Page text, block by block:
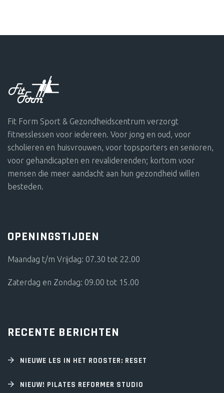
Fit Form Sport & Gezondheidscentrum verzorgt
fitnesslessen voor iedereen. Voor jong en oud, voor
scholieren en huisvrouwen, voor topsporters en senioren,
voor gehandicapten en revaliderenden; kortom voor
mensen die meer aandacht aan hun gezondheid willen
besteden.
OPENINGSTIJDEN
Maandag t/m Vrijdag: 07.30 tot 22.00
Zaterdag en Zondag: 09.00 tot 15.00
RECENTE BERICHTEN
NIEUWE LES IN HET ROOSTER: RESET
NIEUW! PILATES REFORMER STUDIO